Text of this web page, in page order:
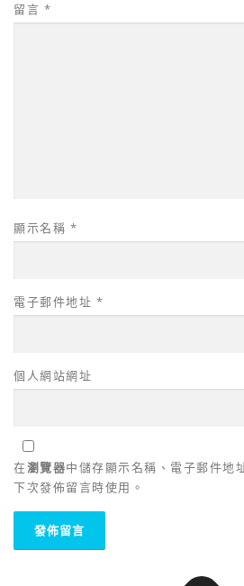
留言 *
顯示名稱 *
電子郵件地址 *
個人網站網址
在瀏覽器中儲存顯示名稱、電子郵件地
下次發佈留言時使用。